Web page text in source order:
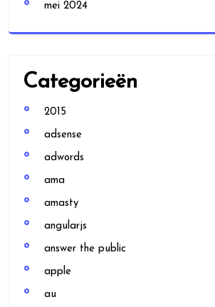
mei 2024
Categorieën
2015
adsense
adwords
ama
amasty
angularjs
answer the public
apple
au